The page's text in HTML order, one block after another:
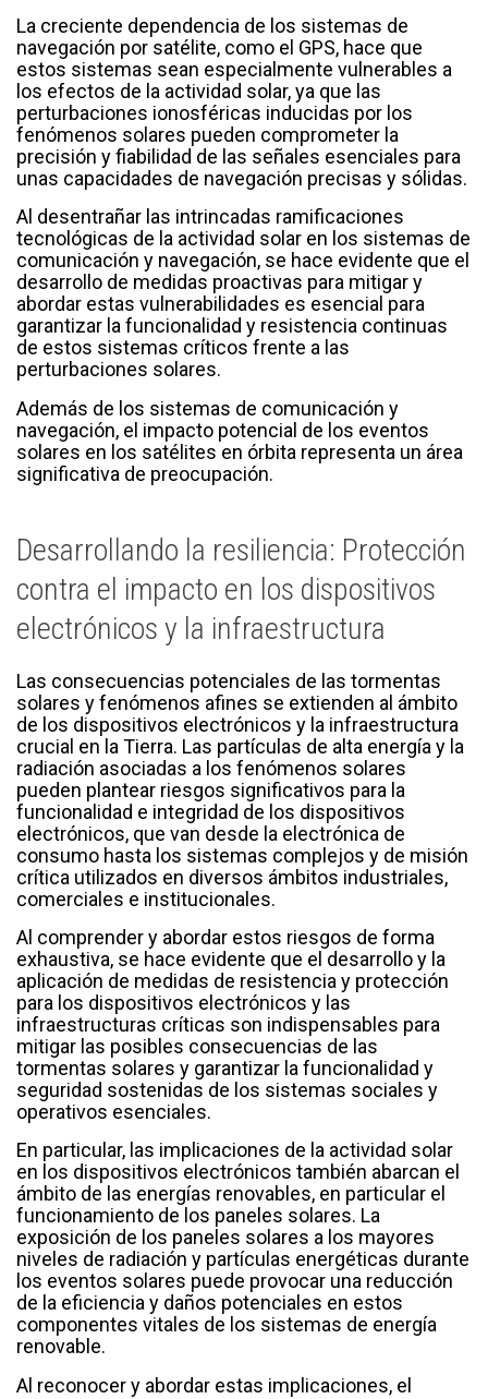
La creciente dependencia de los sistemas de
navegación por satélite, como el GPS, hace que
estos sistemas sean especialmente vulnerables a
los efectos de la actividad solar, ya que las
perturbaciones ionosféricas inducidas por los
fenómenos solares pueden comprometer la
precisión y fiabilidad de las señales esenciales para
unas capacidades de navegación precisas y sólidas.
Al desentrañar las intrincadas ramificaciones
tecnológicas de la actividad solar en los sistemas de
comunicación y navegación, se hace evidente que el
desarrollo de medidas proactivas para mitigar y
abordar estas vulnerabilidades es esencial para
garantizar la funcionalidad y resistencia continuas
de estos sistemas críticos frente a las
perturbaciones solares.
Además de los sistemas de comunicación y
navegación, el impacto potencial de los eventos
solares en los satélites en órbita representa un área
significativa de preocupación.
Desarrollando la resiliencia: Protección
contra el impacto en los dispositivos
electrónicos y la infraestructura
Las consecuencias potenciales de las tormentas
solares y fenómenos afines se extienden al ámbito
de los dispositivos electrónicos y la infraestructura
crucial en la Tierra. Las partículas de alta energía y la
radiación asociadas a los fenómenos solares
pueden plantear riesgos significativos para la
funcionalidad e integridad de los dispositivos
electrónicos, que van desde la electrónica de
consumo hasta los sistemas complejos y de misión
crítica utilizados en diversos ámbitos industriales,
comerciales e institucionales.
Al comprender y abordar estos riesgos de forma
exhaustiva, se hace evidente que el desarrollo y la
aplicación de medidas de resistencia y protección
para los dispositivos electrónicos y las
infraestructuras críticas son indispensables para
mitigar las posibles consecuencias de las
tormentas solares y garantizar la funcionalidad y
seguridad sostenidas de los sistemas sociales y
operativos esenciales.
En particular, las implicaciones de la actividad solar
en los dispositivos electrónicos también abarcan el
ámbito de las energías renovables, en particular el
funcionamiento de los paneles solares. La
exposición de los paneles solares a los mayores
niveles de radiación y partículas energéticas durante
los eventos solares puede provocar una reducción
de la eficiencia y daños potenciales en estos
componentes vitales de los sistemas de energía
renovable.
Al reconocer y abordar estas implicaciones, el